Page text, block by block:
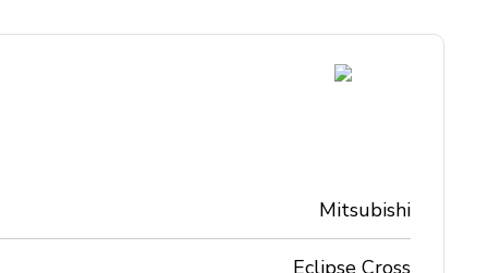
Mitsubishi
Eclipse Cross